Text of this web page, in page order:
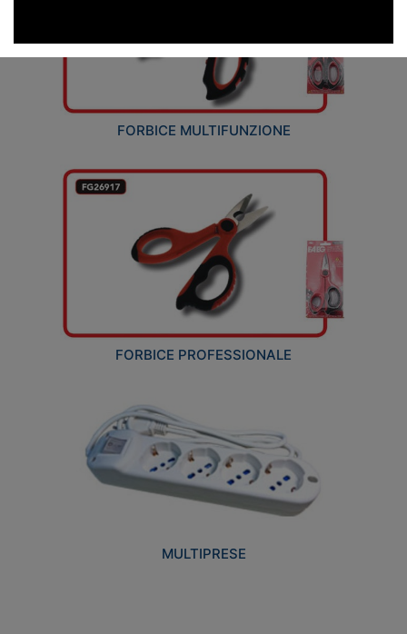
FORBICE MULTIFUNZIONE
FORBICE PROFESSIONALE
MULTIPRESE